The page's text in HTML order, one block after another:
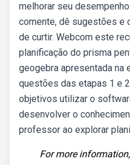
melhorar seu
comente, dê sugestões e
de curtir. Webcom este
planificação do prisma
geogebra apresentada na
questões das etapas 1 e
objetivos utilizar o
desenvolver o
professor ao explorar
For more